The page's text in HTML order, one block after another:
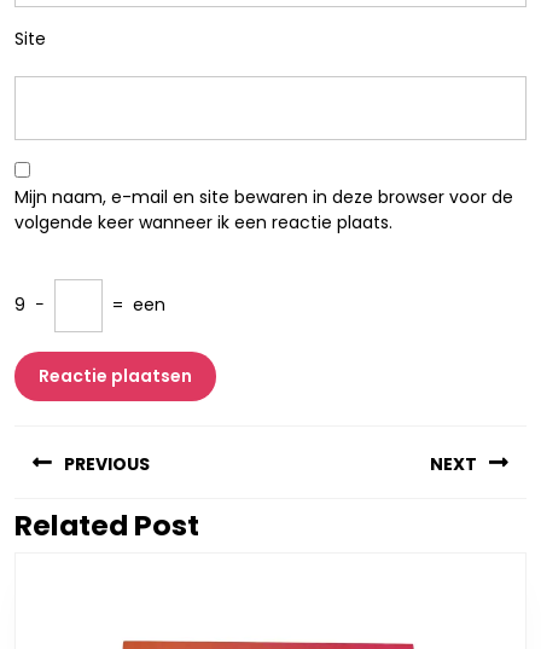
Site
Mijn naam, e-mail en site bewaren in deze browser voor de
volgende keer wanneer ik een reactie plaats.
9 − = een
PREVIOUS
Vorig
NEXT
Related Post